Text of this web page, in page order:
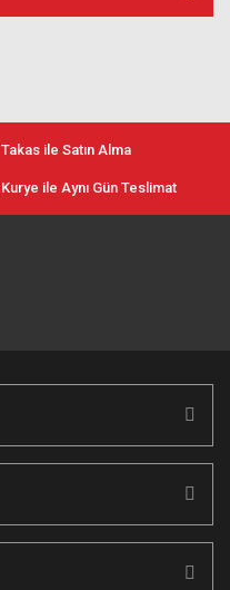
Takas ile Satın Alma
Kurye ile Aynı Gün Teslimat